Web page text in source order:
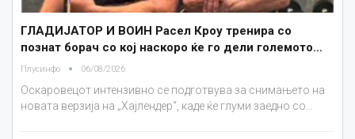
ГЛАДИЈАТОР И ВОИН Расел Кроу тренира со
познат борач со кој наскоро ќе го дели големото…
Плусинфо 06/08/2026
Оскаровецот интензивно се подготвува за снимањето на
новата верзија на „Хајлендер“, каде ќе глуми заедно со…